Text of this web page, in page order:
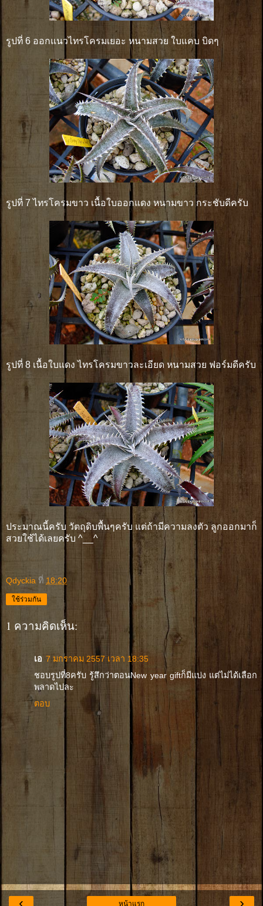
รูปที่ 6 ออกแนวไทรโครมเยอะ หนามสวย ใบแคบ บิดๆ
รูปที่ 7 ไทรโครมขาว เนื้อใบออกแดง หนามขาว กระชับดีครับ
รูปที่ 8 เนื้อใบแดง ไทรโครมขาวละเอียด หนามสวย ฟอร์มดีครับ
ประมาณนี้ครับ วัตถุดิบพื้นๆครับ แต่ถ้ามีความลงตัว ลูกออกมาก็
สวยใช้ได้เลยครับ ^__^
Qdyckia ที่ 18:20
ใช้ร่วมกัน
1 ความคิดเห็น:
เอ 7 มกราคม 2557 เวลา 18:35
ชอบรูปที่8ครับ รู้สึกว่าตอนNew year giftก็มีแบ่ง แต่ไม่ได้เลือก
พลาดไปละ
ตอบ
หน้าแรก